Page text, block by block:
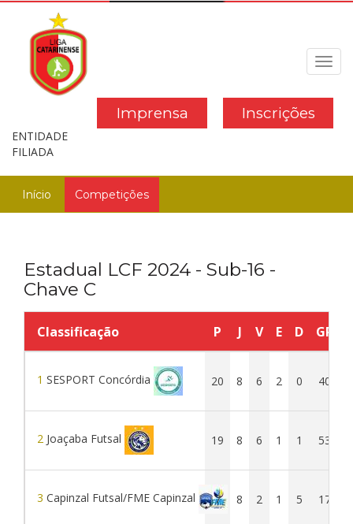
Inscrições
Imprensa
ENTIDADE
FILIADA
Início Competições
Estadual LCF 2024 - Sub-16 -
Chave C
Classificação P J V E D GP
1 SESPORT Concórdia 20 8 6 2 0 40
2 Joaçaba Futsal 19 8 6 1 1 53
3 Capinzal Futsal/FME Capinzal 7 8 2 1 5 17